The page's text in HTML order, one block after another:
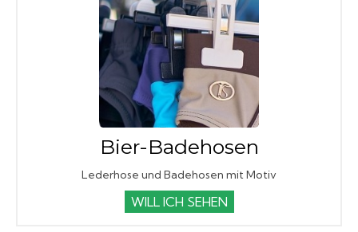
Bier-Badehosen
Lederhose und Badehosen mit Motiv
WILL ICH SEHEN